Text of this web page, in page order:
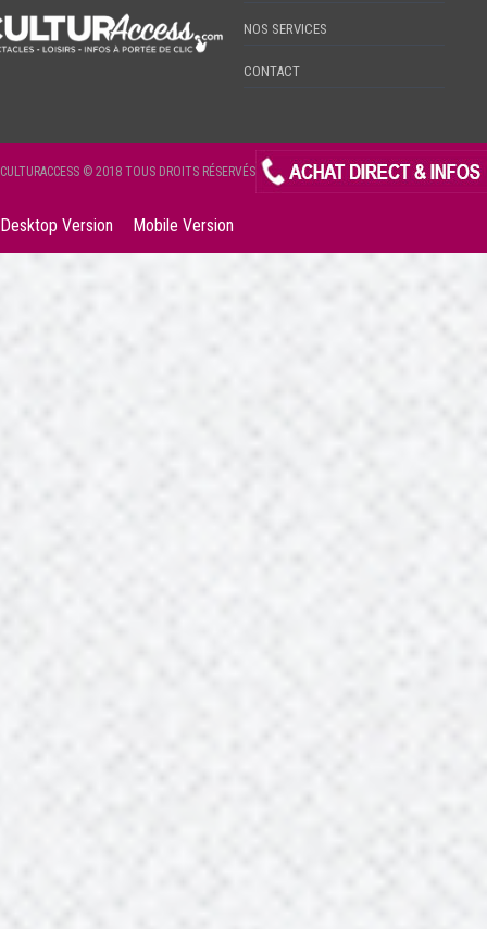
NOS SERVICES
CONTACT
CULTURACCESS © 2018 TOUS DROITS RÉSERVÉS
Desktop Version Mobile Version